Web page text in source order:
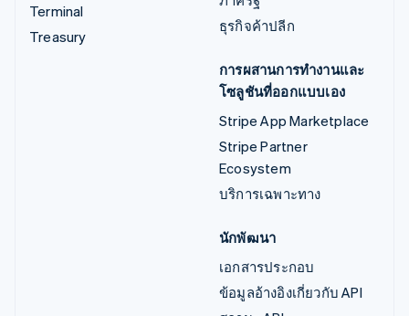
Terminal
Treasury
ธุรกิจค้าปลีก
การผสานการทำงานและ
โซลูชันที่ออกแบบเอง
Stripe App Marketplace
Stripe Partner
Ecosystem
บริการเฉพาะทาง
นักพัฒนา
เอกสารประกอบ
ข้อมูลอ้างอิงเกี่ยวกับ API